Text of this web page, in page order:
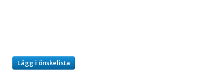
Lägg i önskelista